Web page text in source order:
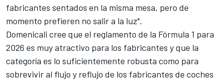
fabricantes sentados en la misma mesa, pero de
momento prefieren no salir a la luz".
Domenicali cree que el reglamento de la Fórmula 1 para
2026 es muy atractivo para los fabricantes y que la
categoría es lo suficientemente robusta como para
sobrevivir al flujo y reflujo de los fabricantes de coches